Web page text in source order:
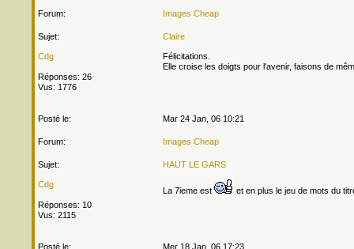
Forum: Images Cheap
Sujet: Claire
Cdg
Réponses: 26
Vus: 1776
Félicitations.
Elle croise les doigts pour l'avenir, faisons de
Posté le: Mar 24 Jan, 06 10:21
Forum: Images Cheap
Sujet: HAUT LE GARS
Cdg
Réponses: 10
Vus: 2115
La 7ieme est et en plus le jeu de mots du
Posté le: Mer 18 Jan, 06 17:23